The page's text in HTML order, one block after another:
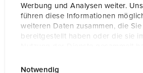
Werbung und Analysen weiter.
führen diese Informationen
weiteren Daten zusammen, die Sie
bereitgestellt haben oder die sie
Notwendig
GAEB XML
Aufputz-Verteiler 6223028
GAEB XML Kostenanschlag